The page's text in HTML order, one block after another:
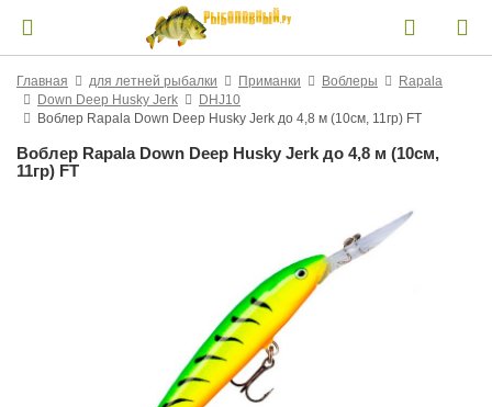
Главная для летней рыбалки Приманки Воблеры
Rapala
Down Deep Husky Jerk
DHJ10
Воблер Rapala Down Deep Husky Jerk до 4,8 м (10см, 11гр) FT
Воблер Rapala Down Deep Husky Jerk до 4,8 м (10см,
11гр) FT